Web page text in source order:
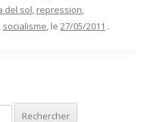
del sol, repression,
, socialisme, le 27/05/2011 .